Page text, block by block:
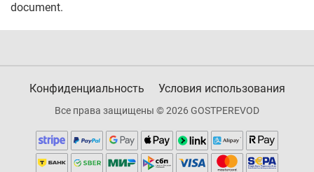
document.
Конфиденциальность Условия использования
Все права защищены © 2026 GOSTPEREVOD